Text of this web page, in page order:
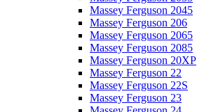
Massey Ferguson 2045
Massey Ferguson 206
Massey Ferguson 2065
Massey Ferguson 2085
Massey Ferguson 20XP
Massey Ferguson 22
Massey Ferguson 22S
Massey Ferguson 23